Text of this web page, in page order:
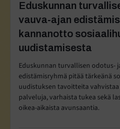
Eduskunnan
vauva-ajan
kannanotto
uudistamisesta
Eduskunnan turvallisen odotus-
edistämisryhmä pitää tärkeänä
uudistuksen tavoitteita
palveluja, varhaista tukea sekä
oikea-aikaista avunsaantia.